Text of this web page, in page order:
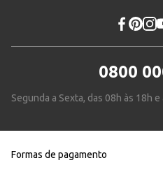
0800
Segunda a Sexta, das 08h às 18h
Formas de pagamento